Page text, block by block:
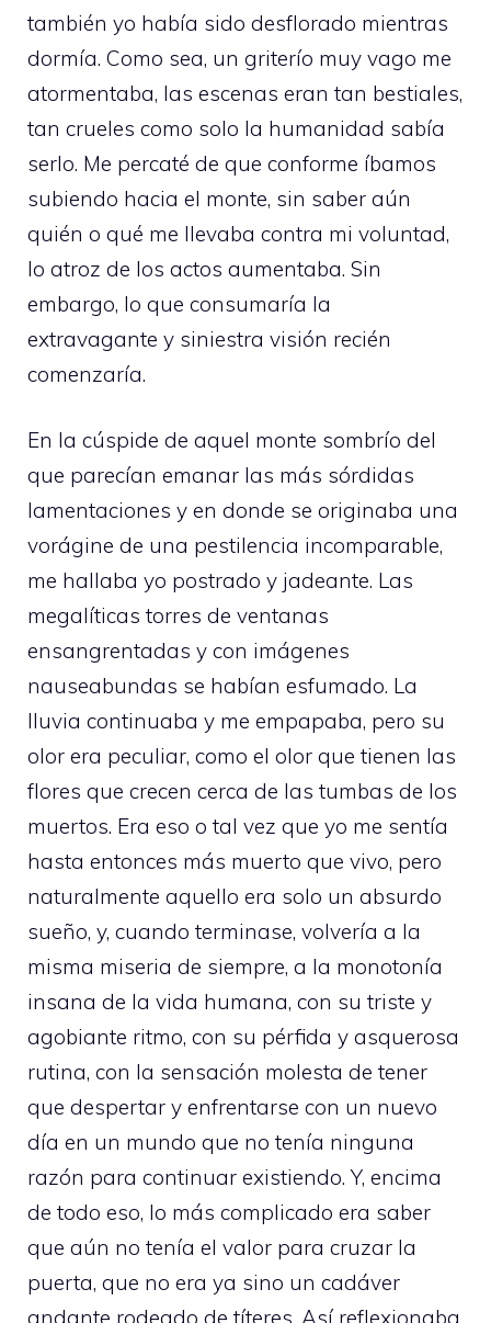
también yo había sido desflorado mientras
dormía. Como sea, un griterío muy vago me
atormentaba, las escenas eran tan bestiales,
tan crueles como solo la humanidad sabía
serlo. Me percaté de que conforme íbamos
subiendo hacia el monte, sin saber aún
quién o qué me llevaba contra mi voluntad,
lo atroz de los actos aumentaba. Sin
embargo, lo que consumaría la
extravagante y siniestra visión recién
comenzaría.
En la cúspide de aquel monte sombrío del
que parecían emanar las más sórdidas
lamentaciones y en donde se originaba una
vorágine de una pestilencia incomparable,
me hallaba yo postrado y jadeante. Las
megalíticas torres de ventanas
ensangrentadas y con imágenes
nauseabundas se habían esfumado. La
lluvia continuaba y me empapaba, pero su
olor era peculiar, como el olor que tienen las
flores que crecen cerca de las tumbas de los
muertos. Era eso o tal vez que yo me sentía
hasta entonces más muerto que vivo, pero
naturalmente aquello era solo un absurdo
sueño, y, cuando terminase, volvería a la
misma miseria de siempre, a la monotonía
insana de la vida humana, con su triste y
agobiante ritmo, con su pérfida y asquerosa
rutina, con la sensación molesta de tener
que despertar y enfrentarse con un nuevo
día en un mundo que no tenía ninguna
razón para continuar existiendo. Y, encima
de todo eso, lo más complicado era saber
que aún no tenía el valor para cruzar la
puerta, que no era ya sino un cadáver
andante rodeado de títeres. Así reflexionaba